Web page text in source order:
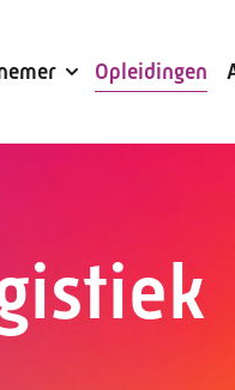
Opleidingen